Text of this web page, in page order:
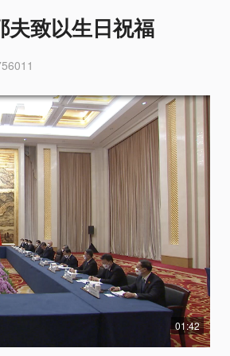
夫致以生日祝福
01:42